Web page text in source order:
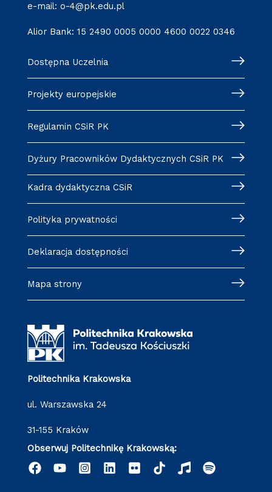
e-mail: o-4@pk.edu.pl
Alior Bank: 15 2490 0005 0000 4600 0022 0346
Dostępna Uczelnia
Projekty europejskie
Regulamin CSiR PK
Dyżury Pracowników Dydaktycznych CSiR PK
Kadra dydaktyczna CSiR
Polityka prywatności
Deklaracja dostępności
Mapa strony
Politechnika Krakowska
ul. Warszawska 24
31-155 Kraków
Obserwuj Politechnikę Krakowską: